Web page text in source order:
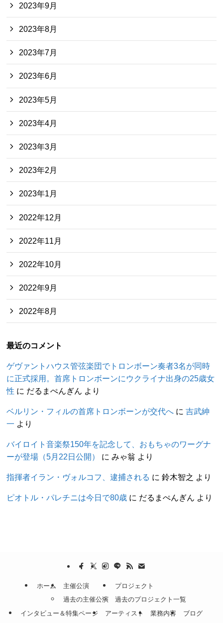
2023年9月
2023年8月
2023年7月
2023年6月
2023年5月
2023年4月
2023年3月
2023年2月
2023年1月
2022年12月
2022年11月
2022年10月
2022年9月
2022年8月
最近のコメント
ゲヴァントハウス管弦楽団でトロンボーン奏者3名が同時
に正式採用。首席トロンボーンにウクライナ出身の25歳女
性 に だるまぺんぎん より
ベルリン・フィルの首席トロンボーンが交代へ に吉武紳
一 より
バイロイト音楽祭150年を記念して、おもちゃのワーグナ
ーが登場（5月22日公開）
にみゃ翁 より
指揮者イラン・ヴォルコフ、逮捕される に鈴木智之 より
ピオトル・パレチニは今日で80歳 に だるまぺんぎん より
ホーム
主催公演
過去の主催公演
プロジェクト
過去のプロジェクト一覧
インタビュー＆特集ページ
アーティスト 業務内容 ブログ